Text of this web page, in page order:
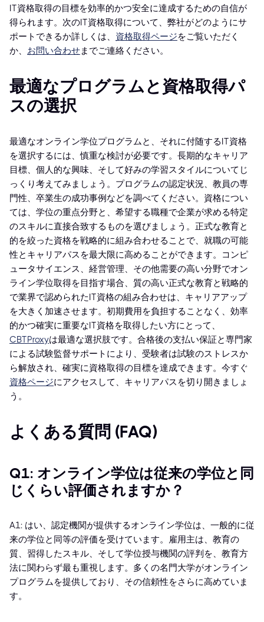
IT資格取得の目標を効率的かつ安全に達成するための自信が
得られます。次のIT資格取得について、弊社がどのようにサ
ポートできるか詳しくは、 資格取得ページをご覧いただく
か、 お問い合わせまでご連絡ください。
最適なプログラムと資格取得パ
スの選択
最適なオンライン学位プログラムと、それに付随するIT資格
を選択するには、慎重な検討が必要です。長期的なキャリア
目標、個人的な興味、そして好みの学習スタイルについてじ
っくり考えてみましょう。プログラムの認定状況、教員の専
門性、卒業生の成功事例などを調べてください。資格につい
ては、学位の重点分野と、希望する職種で企業が求める特定
のスキルに直接合致するものを選びましょう。正式な教育と
的を絞った資格を戦略的に組み合わせることで、就職の可能
性とキャリアパスを最大限に高めることができます。コンピ
ュータサイエンス、経営管理、その他需要の高い分野でオン
ライン学位取得を目指す場合、質の高い正式な教育と戦略的
で業界で認められたIT資格の組み合わせは、キャリアアップ
を大きく加速させます。初期費用を負担することなく、効率
的かつ確実に重要なIT資格を取得したい方にとって、
CBTProxyは最適な選択肢です。合格後の支払い保証と専門家
による試験監督サポートにより、受験者は試験のストレスか
ら解放され、確実に資格取得の目標を達成できます。今すぐ
資格ページにアクセスして、キャリアパスを切り開きましょ
う。
よくある質問 (FAQ)
Q1: オンライン学位は従来の学位と同
じくらい評価されますか？
A1: はい、認定機関が提供するオンライン学位は、一般的に従
来の学位と同等の評価を受けています。雇用主は、教育の
質、習得したスキル、そして学位授与機関の評判を、教育方
法に関わらず最も重視します。多くの名門大学がオンライン
プログラムを提供しており、その信頼性をさらに高めていま
す。